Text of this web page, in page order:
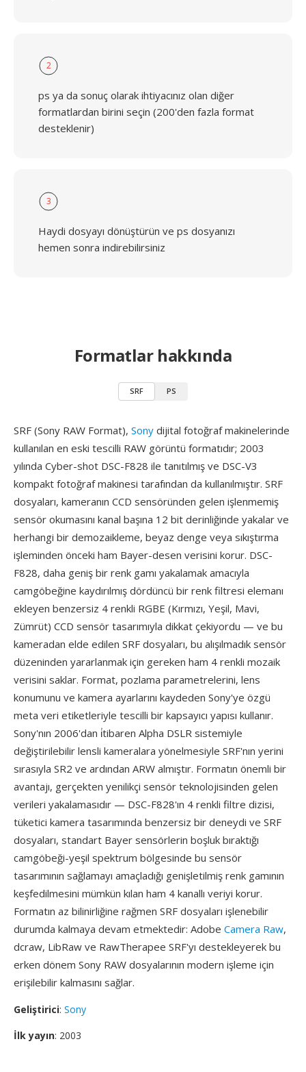
2
ps ya da sonuç olarak ihtiyacınız olan diğer
formatlardan birini seçin (200'den fazla format
desteklenir)
3
Haydi dosyayı dönüştürün ve ps dosyanızı
hemen sonra indirebilirsiniz
Formatlar hakkında
SRF PS
SRF (Sony RAW Format), Sony dijital fotoğraf makinelerinde
kullanılan en eski tescilli RAW görüntü formatıdır; 2003
yılında Cyber-shot DSC-F828 ile tanıtılmış ve DSC-V3
kompakt fotoğraf makinesi tarafından da kullanılmıştır. SRF
dosyaları, kameranın CCD sensöründen gelen işlenmemiş
sensör okumasını kanal başına 12 bit derinliğinde yakalar ve
herhangi bir demozaikleme, beyaz denge veya sıkıştırma
işleminden önceki ham Bayer-desen verisini korur. DSC-
F828, daha geniş bir renk gamı yakalamak amacıyla
camgöbeğine kaydırılmış dördüncü bir renk filtresi elemanı
ekleyen benzersiz 4 renkli RGBE (Kırmızı, Yeşil, Mavi,
Zümrüt) CCD sensör tasarımıyla dikkat çekiyordu — ve bu
kameradan elde edilen SRF dosyaları, bu alışılmadık sensör
düzeninden yararlanmak için gereken ham 4 renkli mozaik
verisini saklar. Format, pozlama parametrelerini, lens
konumunu ve kamera ayarlarını kaydeden Sony'ye özgü
meta veri etiketleriyle tescilli bir kapsayıcı yapısı kullanır.
Sony'nın 2006'dan i̇tibaren Alpha DSLR sistemiyle
değiştirilebilir lensli kameralara yönelmesiyle SRF'nın yerini
sırasıyla SR2 ve ardından ARW almıştır. Formatın önemli bir
avantajı, gerçekten yenilikçi sensör teknolojisinden gelen
verileri yakalamasıdır — DSC-F828'ın 4 renkli filtre dizisi,
tüketici kamera tasarımında benzersiz bir deneydi ve SRF
dosyaları, standart Bayer sensörlerin boşluk bıraktığı
camgöbeği-yeşil spektrum bölgesinde bu sensör
tasarımının sağlamayı amaçladığı genişletilmiş renk gamının
keşfedilmesini mümkün kılan ham 4 kanallı veriyi korur.
Formatın az bilinirliğine rağmen SRF dosyaları işlenebilir
durumda kalmaya devam etmektedir: Adobe Camera Raw,
dcraw, LibRaw ve RawTherapee SRF'yı destekleyerek bu
erken dönem Sony RAW dosyalarının modern işleme için
erişilebilir kalmasını sağlar.
Geliştirici: Sony
İlk yayın: 2003